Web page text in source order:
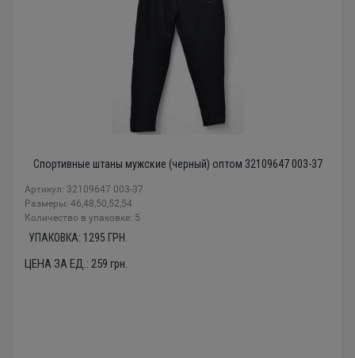
Спортивные штаны мужские (черный) оптом 32109647 003-37
Артикул: 32109647 003-37
Размеры: 46,48,50,52,54
Количество в упаковке: 5
УПАКОВКА: 1295 ГРН.
ЦЕНА ЗА ЕД.: 259 грн.